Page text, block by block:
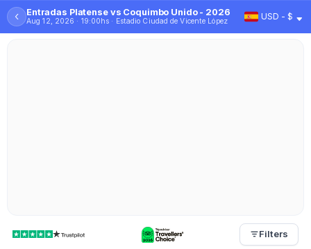
‹ Entradas Platense vs Coquimbo Unido - 2026
Aug 12, 2026 · 19:00hs · Estadio Ciudad de Vicente López USD - $
Filters